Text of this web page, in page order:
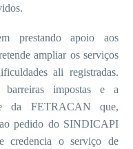
prestando apoio aos
ampliar os serviços
ali registradas.
impostas e a
da FETRACAN que,
pedido do SINDICAPI
credencia o serviço de